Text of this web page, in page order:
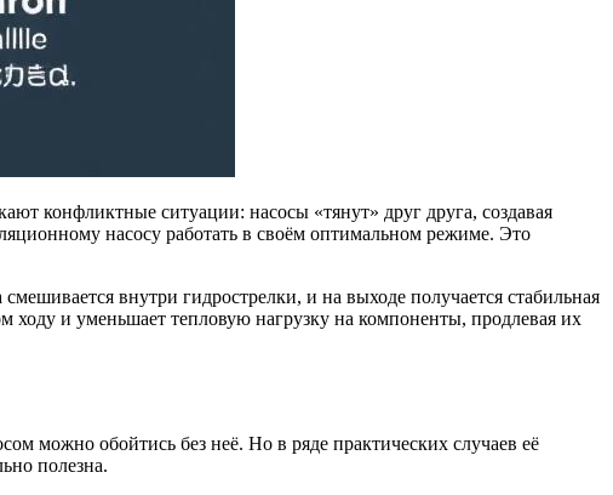
конфликтные ситуации: насосы «тянут» друг друга, создавая
насосу работать в своём оптимальном режиме. Это
внутри гидрострелки, и на выходе получается стабильная
ходу и уменьшает тепловую нагрузку на компоненты, продлевая их
можно обойтись без неё. Но в ряде практических случаев её
полезна.